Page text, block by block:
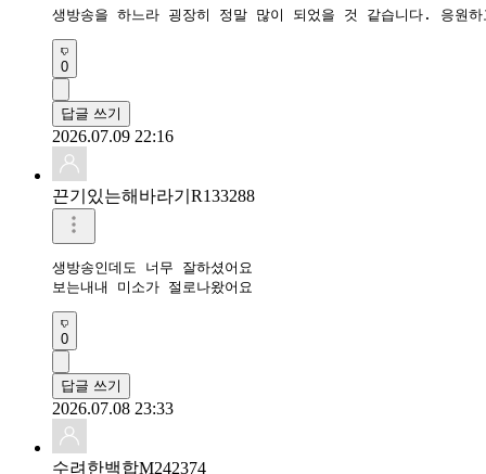
생방송을 하느라 굉장히 정말 많이 되었을 것 같습니다. 응원
0
답글 쓰기
2026.07.09 22:16
끈기있는해바라기R133288
생방송인데도 너무 잘하셨어요
보는내내 미소가 절로나왔어요
0
답글 쓰기
2026.07.08 23:33
수려한백합M242374